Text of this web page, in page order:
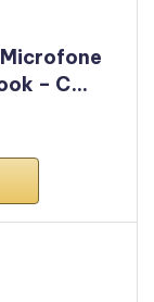
– C…